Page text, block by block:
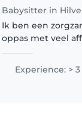
Babysitter in
Ik ben een
oppas met veel
sta open voor
omgeving van
beschikbaarheid
Experience: >